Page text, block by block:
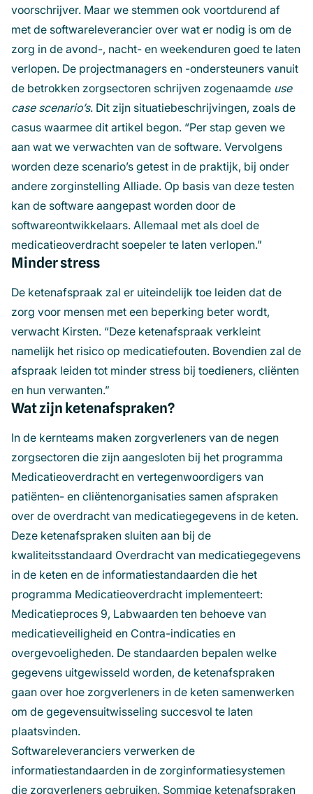
voorschrijver. Maar we stemmen ook voortdurend af
met de softwareleverancier over wat er nodig is om de
zorg in de avond-, nacht- en weekenduren goed te laten
verlopen. De projectmanagers en -ondersteuners vanuit
de betrokken zorgsectoren schrijven zogenaamde use
case scenario’s. Dit zijn situatiebeschrijvingen, zoals de
casus waarmee dit artikel begon. “Per stap geven we
aan wat we verwachten van de software. Vervolgens
worden deze scenario’s getest in de praktijk, bij onder
andere zorginstelling Alliade. Op basis van deze testen
kan de software aangepast worden door de
softwareontwikkelaars. Allemaal met als doel de
medicatieoverdracht soepeler te laten verlopen.”
Minder stress
De ketenafspraak zal er uiteindelijk toe leiden dat de
zorg voor mensen met een beperking beter wordt,
verwacht Kirsten. “Deze ketenafspraak verkleint
namelijk het risico op medicatiefouten. Bovendien zal de
afspraak leiden tot minder stress bij toedieners, cliënten
en hun verwanten.”
Wat zijn ketenafspraken?
In de kernteams maken zorgverleners van de negen
zorgsectoren die zijn aangesloten bij het programma
Medicatieoverdracht en vertegenwoordigers van
patiënten- en cliëntenorganisaties samen afspraken
over de overdracht van medicatiegegevens in de keten.
Deze ketenafspraken sluiten aan bij de
kwaliteitsstandaard Overdracht van medicatiegegevens
in de keten en de informatiestandaarden die het
programma Medicatieoverdracht implementeert:
Medicatieproces 9, Labwaarden ten behoeve van
medicatieveiligheid en Contra-indicaties en
overgevoeligheden. De standaarden bepalen welke
gegevens uitgewisseld worden, de ketenafspraken
gaan over hoe zorgverleners in de keten samenwerken
om de gegevensuitwisseling succesvol te laten
plaatsvinden.
Softwareleveranciers verwerken de
informatiestandaarden in de zorginformatiesystemen
die zorgverleners gebruiken. Sommige ketenafspraken